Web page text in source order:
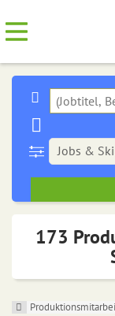
Jobs &
173